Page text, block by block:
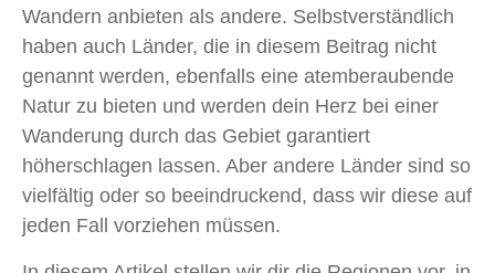
Wandern anbieten als andere. Selbstverständlich
haben auch Länder, die in diesem Beitrag nicht
genannt werden, ebenfalls eine atemberaubende
Natur zu bieten und werden dein Herz bei einer
Wanderung durch das Gebiet garantiert
höherschlagen lassen. Aber andere Länder sind so
vielfältig oder so beeindruckend, dass wir diese auf
jeden Fall vorziehen müssen.